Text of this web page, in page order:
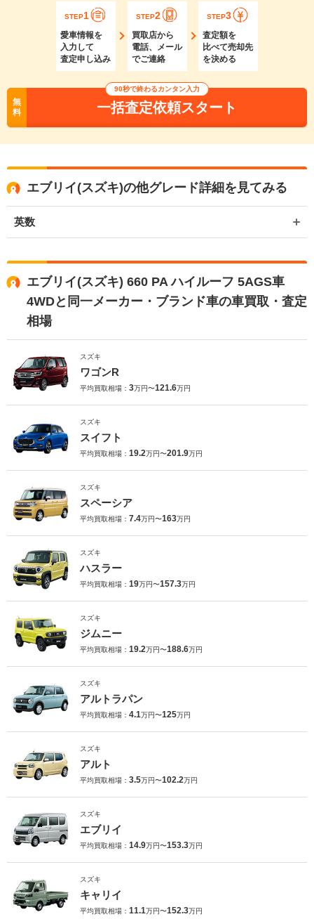
STEP1
愛車情報を
入力して
査定申し込み
STEP2
買取店から
電話、メール
でご連絡
STEP3
査定額を
比べて売却先
を決める
無
料
90秒で終わるカンタン入力
一括査定依頼スタート
エブリイ(スズキ)の他グレード詳細を見てみる
英数
エブリイ(スズキ) 660 PA ハイルーフ 5AGS車
4WDと同一メーカー・ブランド車の車買取・査定
相場
スズキ
ワゴンR
平均買取相場： 3万円〜121.6万円
スズキ
スイフト
平均買取相場： 19.2万円〜201.9万円
スズキ
スペーシア
平均買取相場： 7.4万円〜163万円
スズキ
ハスラー
平均買取相場： 19万円〜157.3万円
スズキ
ジムニー
平均買取相場： 19.2万円〜188.6万円
スズキ
アルトラパン
平均買取相場： 4.1万円〜125万円
スズキ
アルト
平均買取相場： 3.5万円〜102.2万円
スズキ
エブリイ
平均買取相場： 14.9万円〜153.3万円
スズキ
キャリイ
平均買取相場： 11.1万円〜152.3万円